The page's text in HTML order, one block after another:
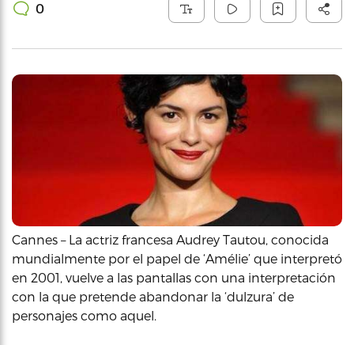
0
Cannes – La actriz francesa Audrey Tautou, conocida
mundialmente por el papel de ‘Amélie’ que interpretó
en 2001, vuelve a las pantallas con una interpretación
con la que pretende abandonar la ‘dulzura’ de
personajes como aquel.